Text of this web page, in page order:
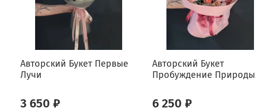
Авторский Букет Первые
Лучи
3 650 ₽
Авторский Букет
Пробуждение Природы
6 250 ₽